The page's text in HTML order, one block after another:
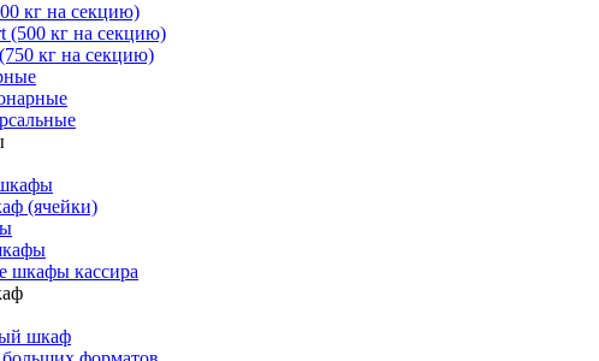
кг на секцию)
(500 кг на секцию)
кг на секцию)
(ячейки)
шкафы кассира
шкаф